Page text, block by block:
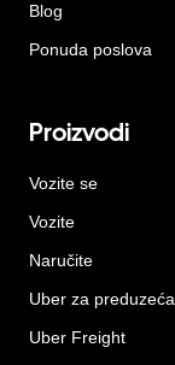
Blog
Ponuda poslova
Proizvodi
Vozite se
Vozite
Naručite
Uber za preduzeća
Uber Freight